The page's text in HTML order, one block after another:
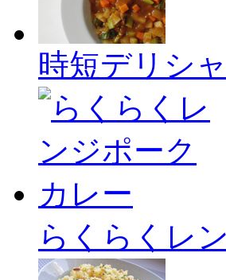
時短デリシ
らくらくレ